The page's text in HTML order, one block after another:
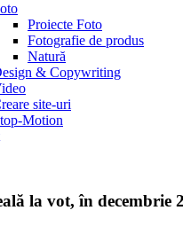
Proiecte Foto
Fotografie de produs
Natură
& Copywriting
site-uri
Motion
la vot, în decembrie